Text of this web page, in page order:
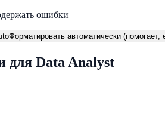
ошибки
Форматировать автоматически
для Data Analyst